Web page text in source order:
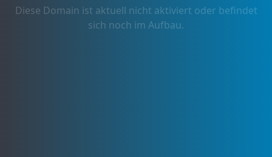
Diese Domain ist aktuell nicht aktiviert oder befindet
sich noch im Aufbau.